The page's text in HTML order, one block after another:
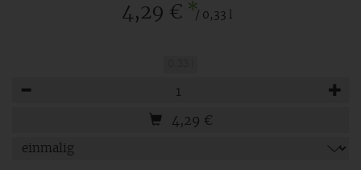
4,29 € */ 0,33 l
4,29 €